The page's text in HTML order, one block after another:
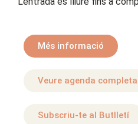
Més informació
Veure agenda
Subscriu-te al Butlletí